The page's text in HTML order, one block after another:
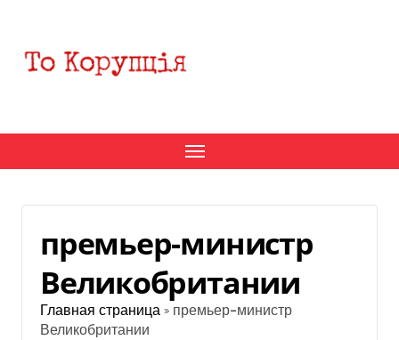
содержанию
премьер-министр
Великобритании
Главная страница » премьер-министр
Великобритании